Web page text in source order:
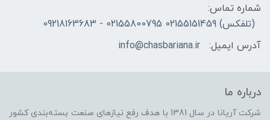
شماره تماس:
(تلفکس) 02155151459 02155800795 - 09218163683
آدرس ایمیل:
info@chasbariana.ir
درباره ما
شرکت آریانا در سال 1381 با هدف رفع نیازهای صنعت بسته‌بندی کشور